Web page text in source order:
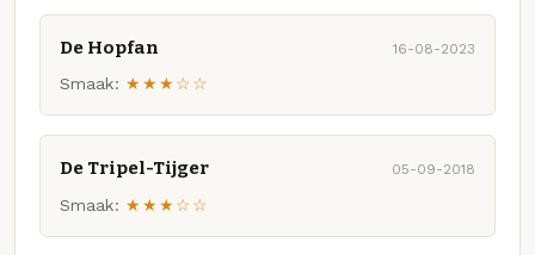
De Hopfan 16-08-2023
Smaak: ★★★☆☆
De Tripel-Tijger 05-09-2018
Smaak: ★★★☆☆